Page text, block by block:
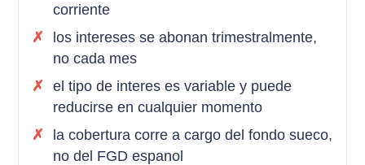
corriente
los intereses se abonan trimestralmente,
no cada mes
el tipo de interes es variable y puede
reducirse en cualquier momento
la cobertura corre a cargo del fondo sueco,
no del FGD espanol